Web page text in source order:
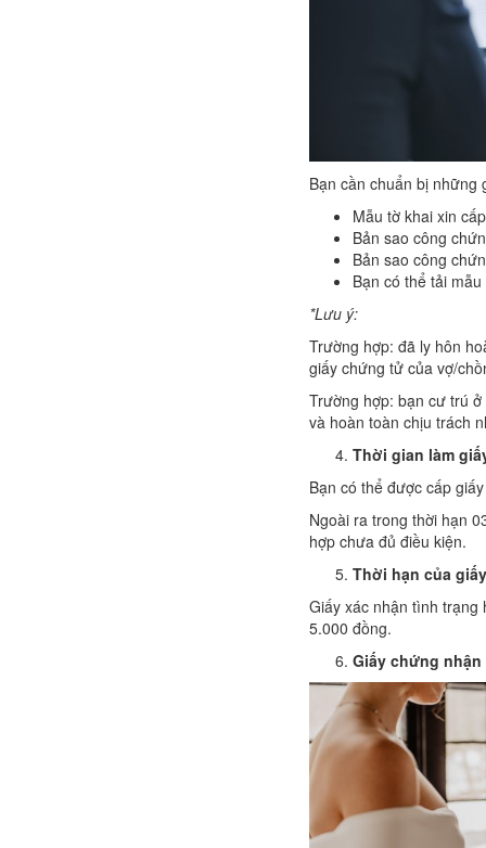
Bạn cần chuẩn bị những
Mẫu tờ khai xin
Bản sao công
Bản sao công
Bạn có thể tải
*Lưu ý:
Trường hợp: đã ly hôn
giấy chứng tử của vợ/
Trường hợp: bạn cư trú
và hoàn toàn chịu trách
Thời gian làm
Bạn có thể được cấp
Ngoài ra trong thời hạn
hợp chưa đủ điều kiện.
Thời hạn của
Giấy xác nhận tình
5.000 đồng.
Giấy chứng